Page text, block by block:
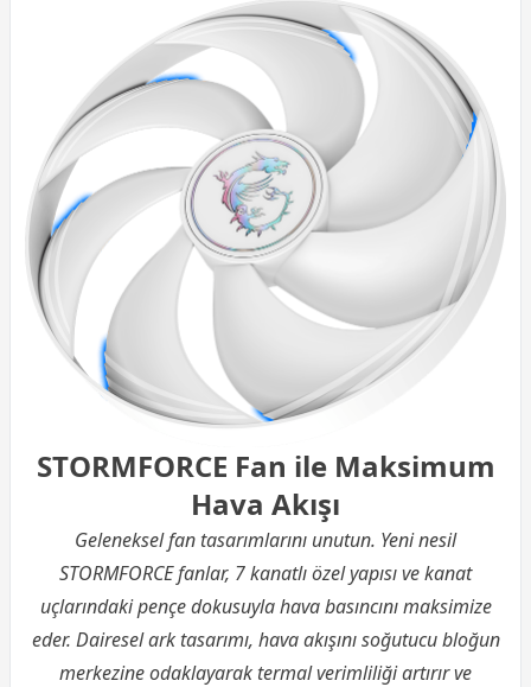
STORMFORCE Fan ile Maksimum
Hava Akışı
Geleneksel fan tasarımlarını unutun. Yeni nesil
STORMFORCE fanlar, 7 kanatlı özel yapısı ve kanat
uçlarındaki pençe dokusuyla hava basıncını maksimize
eder. Dairesel ark tasarımı, hava akışını soğutucu bloğun
merkezine odaklayarak termal verimliliği artırır ve